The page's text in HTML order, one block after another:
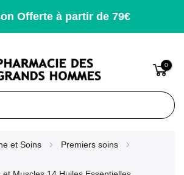
Offerte à partir de 79€
0
et Soins
Premiers soins